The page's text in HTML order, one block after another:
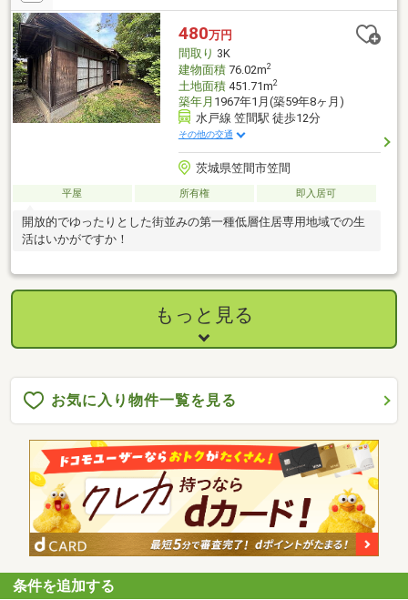
480万円
間取り 3K
建物面積76.02m2
土地面積451.71m2
築年月 1967年1月(築59年8ヶ月)
水戸線 笠間駅 徒歩12分
その他の交通
茨城県笠間市笠間
平屋 所有権 即入居可
開放的でゆったりとした街並みの第一種低層住居専用地域での生
活はいかがですか！
もっと見る
お気に入り物件一覧を見る
条件を追加する